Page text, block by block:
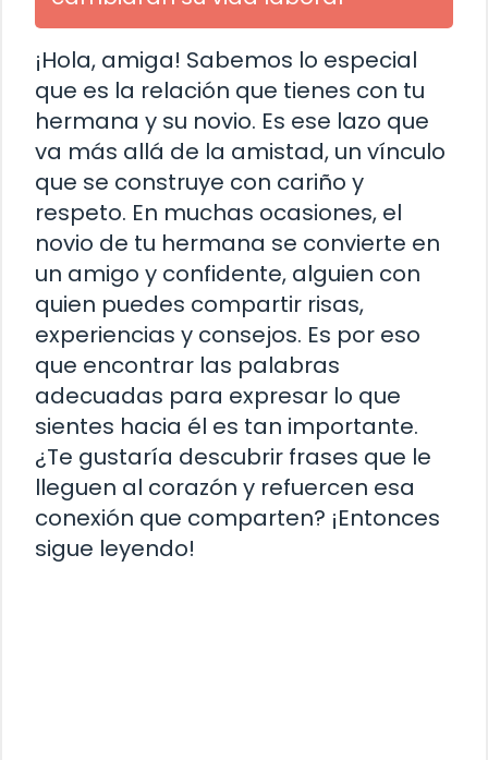
¡Hola, amiga! Sabemos lo especial
que es la relación que tienes con tu
hermana y su novio. Es ese lazo que
va más allá de la amistad, un vínculo
que se construye con cariño y
respeto. En muchas ocasiones, el
novio de tu hermana se convierte en
un amigo y confidente, alguien con
quien puedes compartir risas,
experiencias y consejos. Es por eso
que encontrar las palabras
adecuadas para expresar lo que
sientes hacia él es tan importante.
¿Te gustaría descubrir frases que le
lleguen al corazón y refuercen esa
conexión que comparten? ¡Entonces
sigue leyendo!